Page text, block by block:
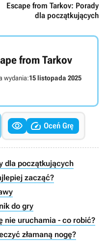
Escape from Tarkov: Porady
dla początkujących
from Tarkov
wydania:15 listopada 2025
  Oceń Grę
dla początkujących
zacząć?
do gry
nie uruchamia - co robić?
złamaną nogę?